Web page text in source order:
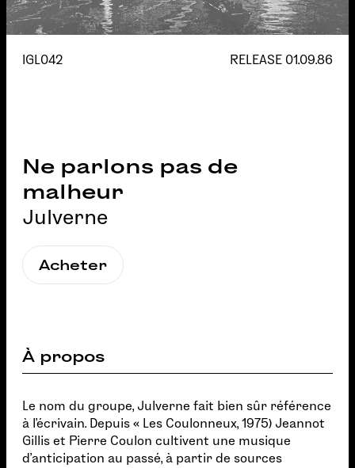
IGL042 RELEASE 01.09.86
Ne parlons pas de
malheur
Julverne
Acheter
À propos
Le nom du groupe, Julverne fait bien sûr référence
à l'écrivain. Depuis « Les Coulonneux, 1975) Jeannot
Gillis et Pierre Coulon cultivent une musique
d'anticipation au passé, à partir de sources